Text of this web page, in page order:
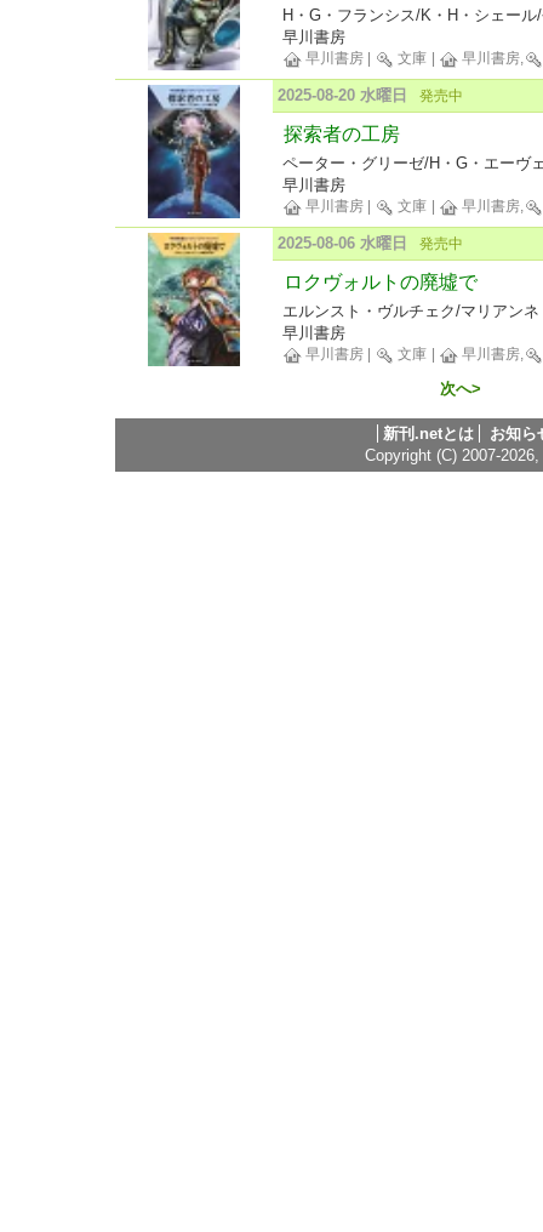
H・G・フランシス/K・H・シェール
早川書房
早川書房 文庫 早川書房,
2025-08-20 水曜日 発売中
探索者の工房
ペーター・グリーゼ/H・G・エーヴ
早川書房
早川書房 文庫 早川書房,
2025-08-06 水曜日 発売中
ロクヴォルトの廃墟で
エルンスト・ヴルチェク/マリアン
早川書房
早川書房 文庫 早川書房,
次へ>
新刊.netとは
お知ら
Copyright (C) 2007-2026,